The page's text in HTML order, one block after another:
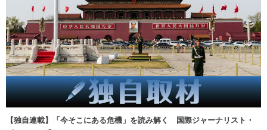
【独自連載】「今そこにある危機」を読み解く 国際ジャーナリスト・